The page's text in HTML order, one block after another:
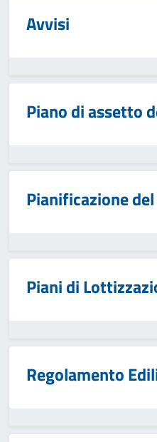
Avvisi
Piano di assetto
Pianificazione
Piani di
Regolamento